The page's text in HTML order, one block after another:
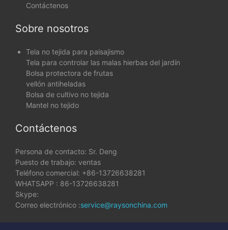
Contáctenos
Sobre nosotros
Tela no tejida para paisajismo
Tela para controlar las malas hierbas del jardín
Bolsa protectora de frutas
vellón antiheladas
Bolsa de cultivo no tejida
Mantel no tejido
Contáctenos
Persona de contacto: Sr. Deng
Puesto de trabajo: ventas
Teléfono comercial: +86-13726638281
WHATSAPP : 86-13726638281
Skype:
Correo electrónico :service@raysonchina.com